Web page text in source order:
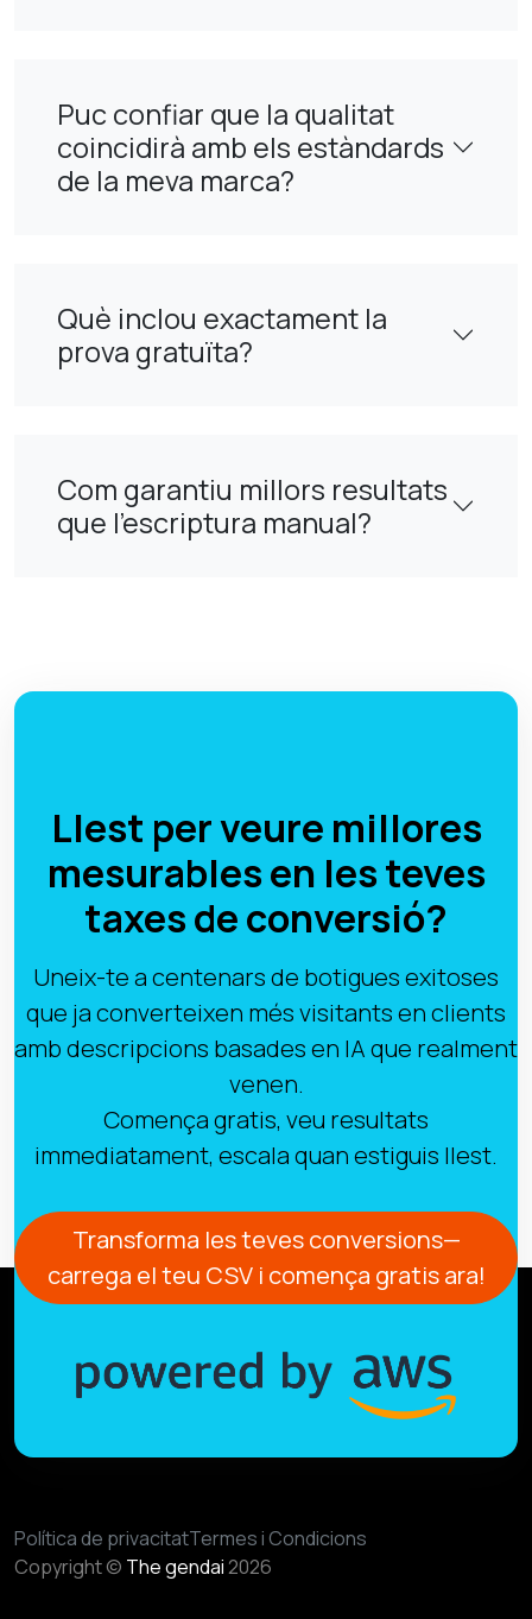
Puc confiar que la qualitat
coincidirà amb els estàndards
de la meva marca?
Què inclou exactament la
prova gratuïta?
Com garantiu millors resultats
que l'escriptura manual?
Llest per veure millores
mesurables en les teves
taxes de conversió?
Uneix-te a centenars de botigues exitoses
que ja converteixen més visitants en clients
amb descripcions basades en IA que realment
venen.
Comença gratis, veu resultats
immediatament, escala quan estiguis llest.
Transforma les teves conversions—
carrega el teu CSV i comença gratis ara!
Política de privacitatTermes i Condicions
Copyright © The gendai2026